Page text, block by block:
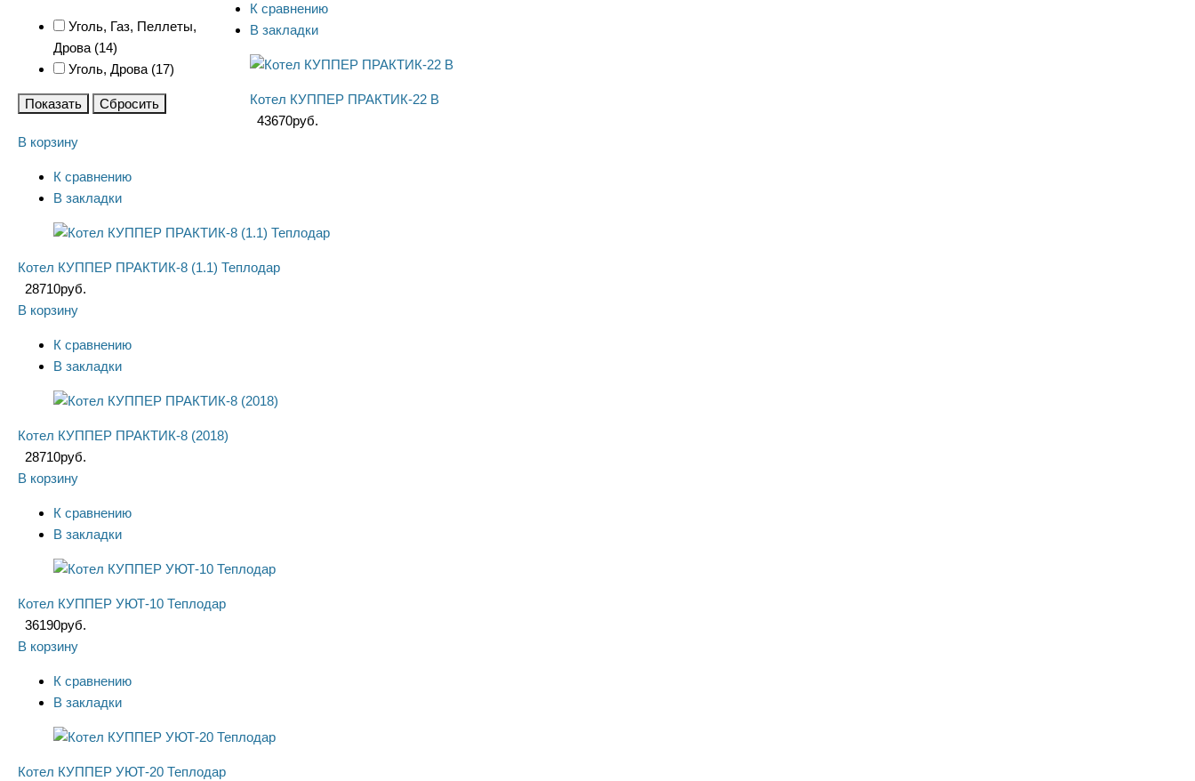
Уголь, Газ, Пеллеты,
Дрова (14)
Уголь, Дрова (17)
Показать Сбросить
К сравнению
В закладки
Котел КУППЕР ПРАКТИК-22 В
43670руб.
В корзину
К сравнению
В закладки
Котел КУППЕР ПРАКТИК-8 (1.1) Теплодар
28710руб.
В корзину
К сравнению
В закладки
Котел КУППЕР ПРАКТИК-8 (2018)
28710руб.
В корзину
К сравнению
В закладки
Котел КУППЕР УЮТ-10 Теплодар
36190руб.
В корзину
К сравнению
В закладки
Котел КУППЕР УЮТ-20 Теплодар